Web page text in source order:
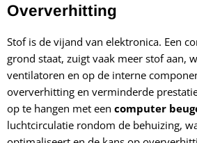
Oververhitting
Stof is de vijand van elektronica. Een
grond staat, zuigt vaak meer stof aan,
ventilatoren en op de interne
oververhitting en verminderde
op te hangen met een computer
luchtcirculatie rondom de behuizing,